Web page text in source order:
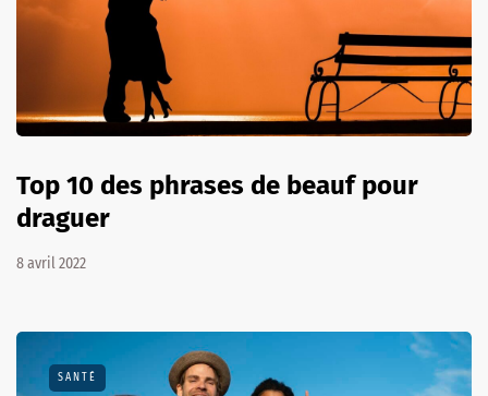
Top 10 des phrases de beauf pour
draguer
8 avril 2022
SANTÉ